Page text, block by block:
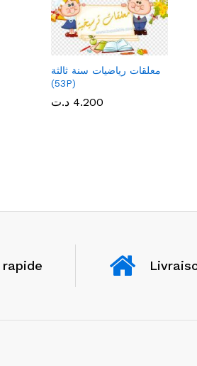
معلقات رياضيات سنة ثالثة
(53P)
4.200 د.ت 4.200 د.ت